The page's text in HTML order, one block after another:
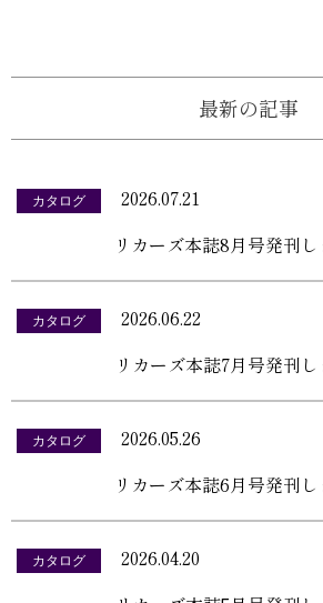
最新の記事
カタログ
2026.07.21
リカーズ本誌8月号発刊
カタログ
2026.06.22
リカーズ本誌7月号発刊
カタログ
2026.05.26
リカーズ本誌6月号発刊
カタログ
2026.04.20